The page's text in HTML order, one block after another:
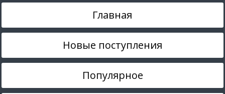
Главная
Новые поступления
Популярное